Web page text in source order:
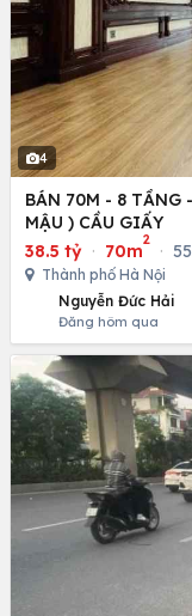
4
BÁN 70M - 8 TẦNG
MẬU ) CẦU GIẤY
38.5 tỷ · 70m
2
·
Thành phố Hà Nội
Nguyễn Đức Hải
Đăng hôm qua